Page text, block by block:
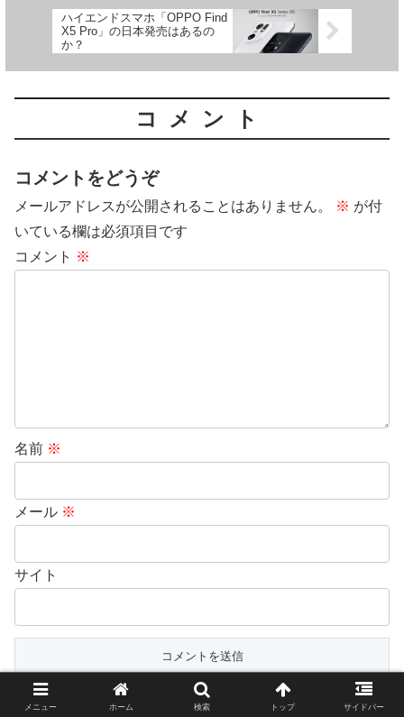
ハイエンドスマホ「OPPO Find
X5 Pro」の日本発売はあるの
か？
コメント
コメントをどうぞ
メールアドレスが公開されることはありません。 ※ が付
いている欄は必須項目です
コメント ※
名前 ※
メール ※
サイト
日本語が含まれない投稿は無視されますのでご注意くださ
メニュー ホーム 検索 トップ サイドバー